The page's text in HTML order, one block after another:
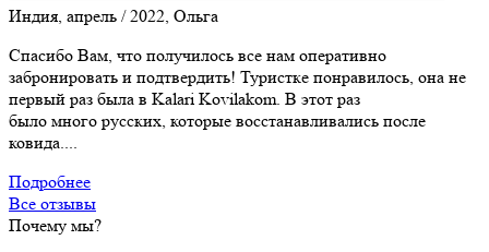
Индия, апрель / 2022, Ольга
Спасибо Вам, что получилось все нам оперативно
забронировать и подтвердить! Туристке понравилось, она не
первый раз была в Kalari Kovilakom. В этот раз
было много русских, которые восстанавливались после
ковида....
Подробнее
Все отзывы
Почему мы?